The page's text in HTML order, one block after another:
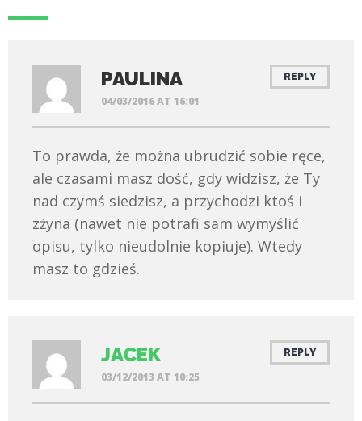
PAULINA
04/03/2016 AT 16:01
REPLY
To prawda, że można ubrudzić sobie ręce,
ale czasami masz dość, gdy widzisz, że Ty
nad czymś siedzisz, a przychodzi ktoś i
zżyna (nawet nie potrafi sam wymyślić
opisu, tylko nieudolnie kopiuje). Wtedy
masz to gdzieś.
JACEK
03/12/2013 AT 10:25
REPLY